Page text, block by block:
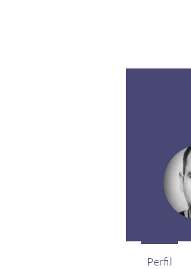
Perfil